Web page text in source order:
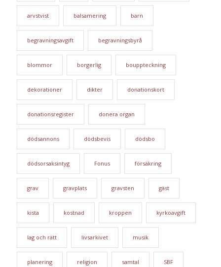
arvstvist balsamering barn
begravningsavgift begravningsbyrå
blommor borgerlig bouppteckning
dekorationer dikter donationskort
donationsregister donera organ
dödsannons dödsbevis dödsbo
dödsorsaksintyg Fonus försäkring
grav gravplats gravsten gäst
kista kostnad kroppen kyrkoavgift
lag och rätt livsarkivet musik
planering religion samtal SBF